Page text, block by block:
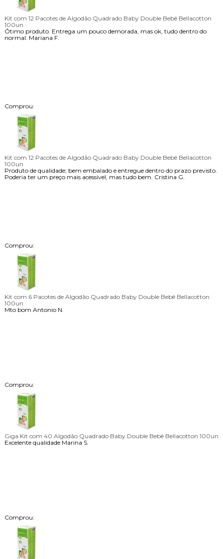
Kit com 12 Pacotes de Algodão Quadrado Baby Double Bebê Bellacotton
100un
Ótimo produto. Entrega um pouco demorada, mas ok, tudo dentro do
normal. Mariana F.
Comprou:
Kit com 12 Pacotes de Algodão Quadrado Baby Double Bebê Bellacotton
100un
Produto de qualidade; bem embalado e entregue dentro do prazo previsto.
Poderia ter um preço mais acessível, mas tudo bem. Cristina G.
Comprou:
Kit com 6 Pacotes de Algodão Quadrado Baby Double Bebê Bellacotton
100un
Mto bom Antonio N.
Comprou:
Giga Kit com 40 Algodão Quadrado Baby Double Bebê Bellacotton 100un
Excelente qualidade Marina S.
Comprou: